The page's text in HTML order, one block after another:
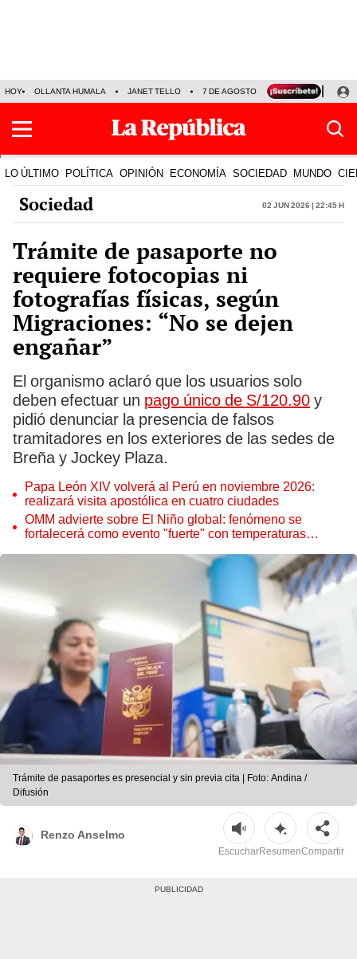
HOY OLLANTA HUMALA JANET TELLO 7 DE AGOSTO TINKA RESULTADOS
LO ÚLTIMO POLÍTICA OPINIÓN ECONOMÍA SOCIEDAD MUNDO
Sociedad 02 Jun 2026 | 22:45 h
Trámite de pasaporte no
requiere fotocopias ni
fotografías físicas, según
Migraciones: “No se dejen
engañar”
El organismo aclaró que los usuarios solo
deben efectuar un pago único de S/120.90 y
pidió denunciar la presencia de falsos
tramitadores en los exteriores de las sedes de
Breña y Jockey Plaza.
Papa León XIV volverá al Perú en noviembre 2026:
realizará visita apostólica en cuatro ciudades
OMM advierte sobre El Niño global: fenómeno se
fortalecerá como evento "fuerte" con temperaturas
Trámite de pasaportes es presencial y sin previa cita | Foto: Andina /
Difusión
Renzo Anselmo
EscucharResumenCompartir